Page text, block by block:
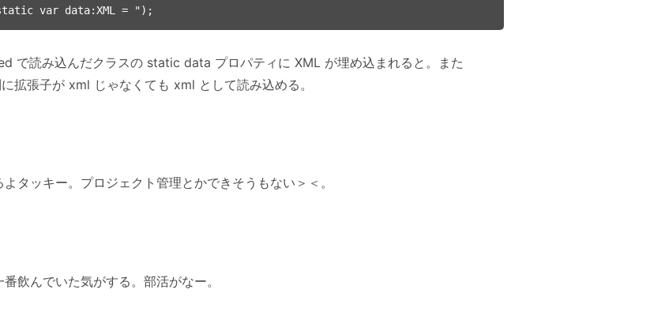
で読み込んだクラスの static data プロパティに XML が埋め込まれると。また
張子が xml じゃなくても xml として読み込める。
タッキー。プロジェクト管理とかできそうもない＞＜。
飲んでいた気がする。部活がなー。